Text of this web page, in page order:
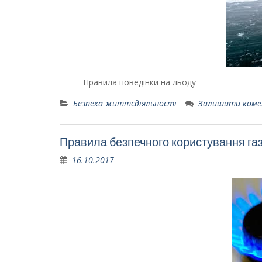
Правила поведінки на льоду
Безпека життєдіяльності
Залишити
Правила безпечного користування
16.10.2017